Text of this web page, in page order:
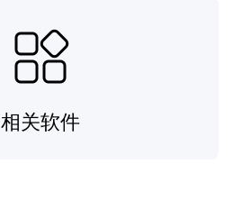
相关软件